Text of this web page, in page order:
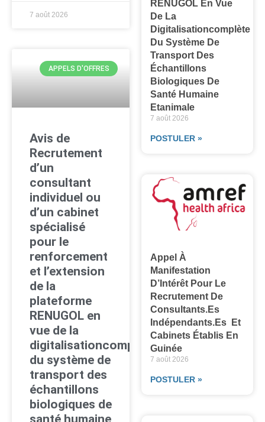
7 août 2026
APPELS D'OFFRES
Avis de
Recrutement
d’un
consultant
individuel ou
d’un cabinet
spécialisé
pour le
renforcement
et l’extension
de la
plateforme
RENUGOL en
vue de la
digitalisationcomplète
du système de
transport des
échantillons
biologiques de
santé humaine
RENUGOL En Vue
De La
Digitalisationcomplète
Du Système De
Transport Des
Échantillons
Biologiques De
Santé Humaine
Etanimale
7 août 2026
POSTULER »
Appel À
Manifestation
D’Intérêt Pour Le
Recrutement De
Consultants.es
Indépendants.es Et
Cabinets Établis En
Guinée
7 août 2026
POSTULER »